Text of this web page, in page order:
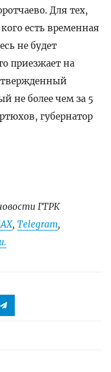
Для тех,
есть временная
не будет
приезжает на
не более чем за 5
губернатор
ГТРК
, Telegram,